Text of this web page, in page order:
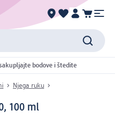
bodove i štedite
Njega ruku
100 ml